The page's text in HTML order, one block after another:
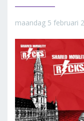
maandag 5 februari